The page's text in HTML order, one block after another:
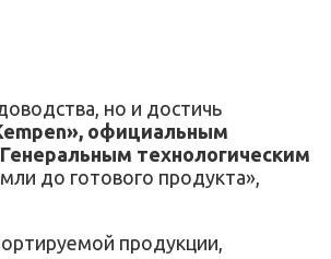
но и достичь
официальным
технологическим
до готового продукта»,
продукции,